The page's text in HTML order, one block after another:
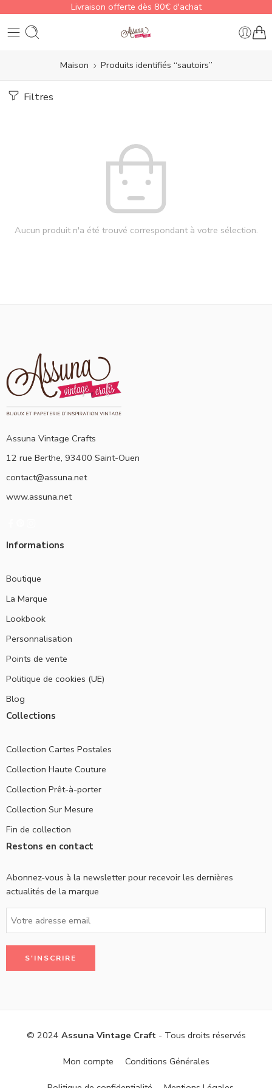
Livraison offerte dès 80€ d'achat
Maison Produits identifiés “sautoirs”
Filtres
Aucun produit n'a été trouvé correspondant à votre sélection.
Assuna Vintage Crafts
12 rue Berthe, 93400 Saint-Ouen
contact@assuna.net
www.assuna.net
Informations
Boutique
La Marque
Lookbook
Personnalisation
Points de vente
Politique de cookies (UE)
Blog
Collections
Collection Cartes Postales
Collection Haute Couture
Collection Prêt-à-porter
Collection Sur Mesure
Fin de collection
Restons en contact
Abonnez-vous à la newsletter pour recevoir les dernières
actualités de la marque
© 2024 Assuna Vintage Craft- Tous droits réservés
Mon compte Conditions Générales